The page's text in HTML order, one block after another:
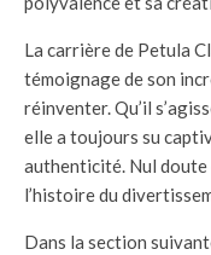
La carrière de Petula
témoignage de son
réinventer. Qu’il
elle a toujours su
authenticité. Nul doute
l’histoire du
Dans la section